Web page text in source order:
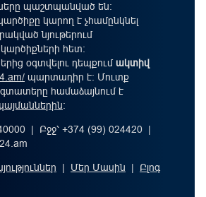
պաշտպանված են:
կարող է չհամընկնել
նյութերում
հետ:
օգտվելու դեպքումակտիվ
պարտադիր է: Մուտք
համաձայնում է
։
| Բջջ՝ +374 (99) 024420 |
| Մեր Մասին | Բլոգ